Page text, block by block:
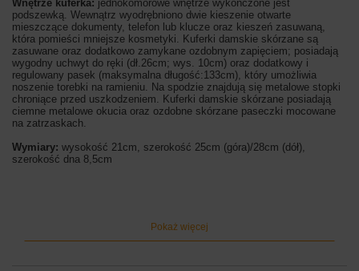
Wnętrze kuferka: jednokomorowe wnętrze wykończone jest
podszewką. Wewnątrz wyodrębniono dwie kieszenie otwarte
mieszczące dokumenty, telefon lub klucze oraz kieszeń zasuwaną,
która pomieści mniejsze kosmetyki. Kuferki damskie skórzane są
zasuwane oraz dodatkowo zamykane ozdobnym zapięciem; posiadają
wygodny uchwyt do ręki (dł.26cm; wys. 10cm) oraz dodatkowy i
regulowany pasek (maksymalna długość:133cm), który umożliwia
noszenie torebki na ramieniu. Na spodzie znajdują się metalowe stopki
chroniące przed uszkodzeniem. Kuferki damskie skórzane posiadają
ciemne metalowe okucia oraz ozdobne skórzane paseczki mocowane
na zatrzaskach.
Wymiary: wysokość 21cm, szerokość 25cm (góra)/28cm (dół),
szerokość dna 8,5cm
Pokaż więcej